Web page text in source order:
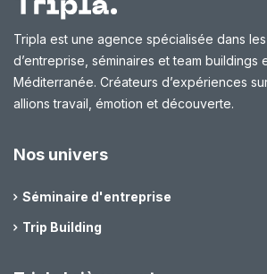
Tripla est une agence spécialisée dans
d’entreprise, séminaires et team buildings
Méditerranée. Créateurs d’expériences
allions travail, émotion et découverte.
Nos univers
Séminaire d'entreprise
Trip Building